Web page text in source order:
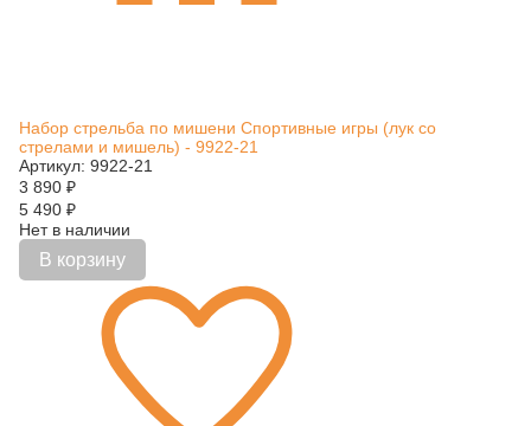
Набор стрельба по мишени Спортивные игры (лук со
стрелами и мишель) - 9922-21
Артикул: 9922-21
3 890 ₽
5 490 ₽
Нет в наличии
В корзину